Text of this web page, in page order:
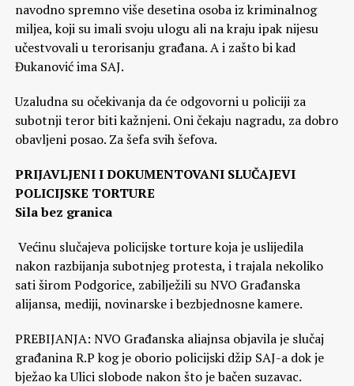
navodno spremno više desetina osoba iz kriminalnog
miljea, koji su imali svoju ulogu ali na kraju ipak nijesu
učestvovali u terorisanju građana. A i zašto bi kad
Đukanović ima SAJ.
Uzaludna su očekivanja da će odgovorni u policiji za
subotnji teror biti kažnjeni. Oni čekaju nagradu, za dobro
obavljeni posao. Za šefa svih šefova.
PRIJAVLJENI I DOKUMENTOVANI SLUČAJEVI
POLICIJSKE TORTURE
Sila bez granica
Većinu slučajeva policijske torture koja je uslijedila
nakon razbijanja subotnjeg protesta, i trajala nekoliko
sati širom Podgorice, zabilježili su NVO Građanska
alijansa, mediji, novinarske i bezbjednosne kamere.
PREBIJANJA: NVO Građanska aliajnsa objavila je slučaj
građanina R.P kog je oborio policijski džip SAJ-a dok je
bježao ka Ulici slobode nakon što je bačen suzavac.